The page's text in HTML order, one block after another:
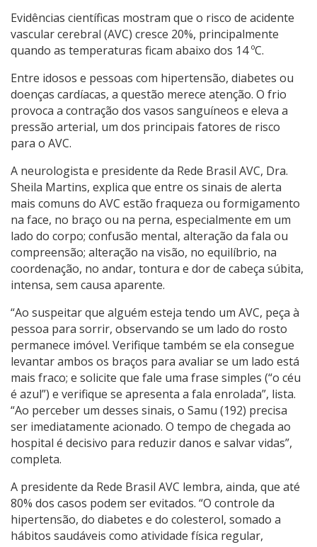
Evidências científicas mostram que o risco de acidente
vascular cerebral (AVC) cresce 20%, principalmente
quando as temperaturas ficam abaixo dos 14 ºC.
Entre idosos e pessoas com hipertensão, diabetes ou
doenças cardíacas, a questão merece atenção. O frio
provoca a contração dos vasos sanguíneos e eleva a
pressão arterial, um dos principais fatores de risco
para o AVC.
A neurologista e presidente da Rede Brasil AVC, Dra.
Sheila Martins, explica que entre os sinais de alerta
mais comuns do AVC estão fraqueza ou formigamento
na face, no braço ou na perna, especialmente em um
lado do corpo; confusão mental, alteração da fala ou
compreensão; alteração na visão, no equilíbrio, na
coordenação, no andar, tontura e dor de cabeça súbita,
intensa, sem causa aparente.
“Ao suspeitar que alguém esteja tendo um AVC, peça à
pessoa para sorrir, observando se um lado do rosto
permanece imóvel. Verifique também se ela consegue
levantar ambos os braços para avaliar se um lado está
mais fraco; e solicite que fale uma frase simples (“o céu
é azul”) e verifique se apresenta a fala enrolada”, lista.
“Ao perceber um desses sinais, o Samu (192) precisa
ser imediatamente acionado. O tempo de chegada ao
hospital é decisivo para reduzir danos e salvar vidas”,
completa.
A presidente da Rede Brasil AVC lembra, ainda, que até
80% dos casos podem ser evitados. “O controle da
hipertensão, do diabetes e do colesterol, somado a
hábitos saudáveis como atividade física regular,